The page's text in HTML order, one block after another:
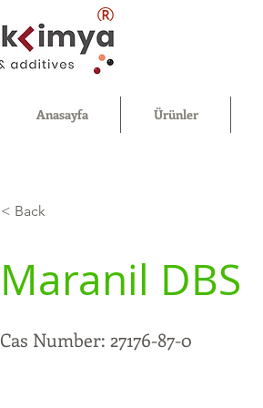
®
Anasayfa Ürünler
< Back
Maranil DBS
Cas Number: 27176-87-0